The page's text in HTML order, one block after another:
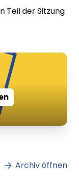
Teil der Sitzung
Archiv öffnen